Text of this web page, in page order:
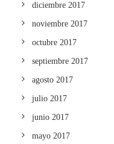
diciembre 2017
noviembre 2017
octubre 2017
septiembre 2017
agosto 2017
julio 2017
junio 2017
mayo 2017